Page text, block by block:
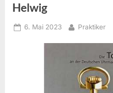
Helwig
Posted
6. Mai 2023 By
Praktiker